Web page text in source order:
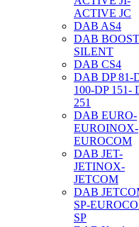
ACTIVE JC
DAB AS4
DAB
SILENT
DAB CS4
DAB DP 81-
100-DP 151-
251
DAB EURO-
EUROINOX-
EUROCOM
DAB JET-
JETINOX-
JETCOM
DAB
SP-
SP